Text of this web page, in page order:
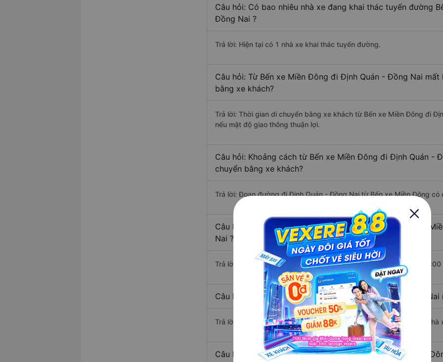
Câu hỏi: Có bao nhiêu nhà xe đang khai thác tuyến đường
Đồng Nai ?
Trả lời: Hiện tại có 1 nhà xe khai thác tuyến đường.
Câu hỏi: Từ Bến xe Miền Đông đi Định Quán - Đồng Nai
bằng xe khách?
Trả lời: Thời gian di chuyển bằng xe khách từ Bến xe Miền Đông đi
nếu mật độ giao thông thuận lợi.
Câu hỏi: Khoảng cách từ Bến xe Miền Đông đi Định Quán -
chuyển bằng xe khách?
Trả lời: Đoạn đường đi Định Quán - Đồng Nai từ Bến xe Miền Đông có
Câu hỏi: Mỗi ngày có bao nhiêu chuyến xe khách Bến xe
Nai ?
Trả lời: Trung bình mỗi ngày có khoảng 10 chuyến xe bắt đầu từ
Câu hỏi: Nhà xe đi Bến xe Miền Đông Định Quán - Đồng Nai
Trả lời: Chuyến xe có giờ xuất phát sớm nhất vào lúc 7:00 là của nhà
Câu hỏi: Nhà xe đi Định Quán - Đồng Nai từ Bến xe Miền